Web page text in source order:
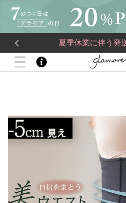
夏季休業に伴う発
HOME ブランド
ととのうコルセット